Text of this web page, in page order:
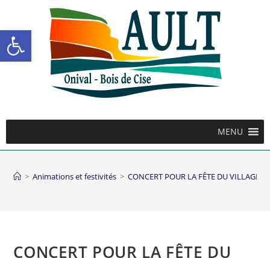
Ouvrir la barre d’outils
MENU
> Animations et festivités > CONCERT POUR LA FÊTE DU VILLAGE
CONCERT POUR LA FÊTE DU